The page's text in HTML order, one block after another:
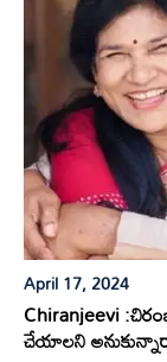
April 17, 2024
Chiranjeevi
చేయాలని